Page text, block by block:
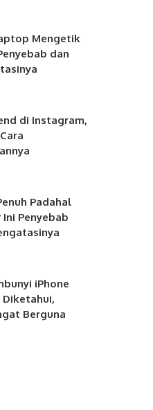
Mengetik
dan
di Instagram,
Padahal
Penyebab
iPhone
Diketahui,
Berguna